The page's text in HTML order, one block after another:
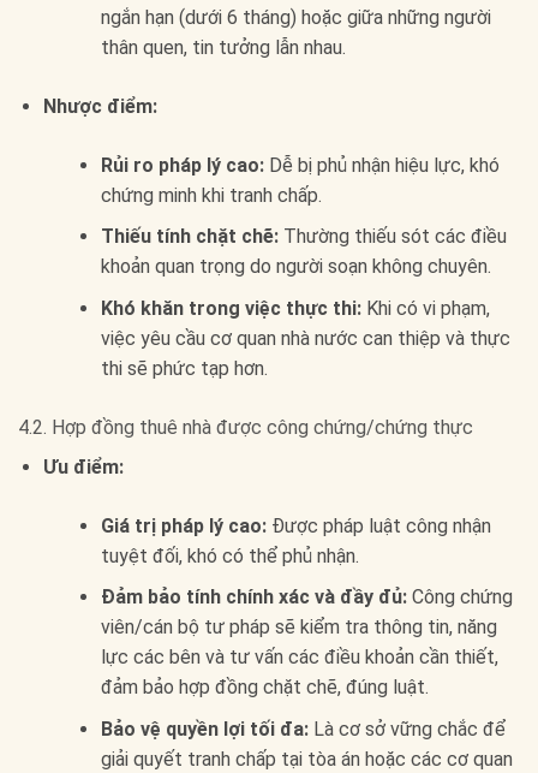
ngắn hạn (dưới 6 tháng) hoặc giữa những người
thân quen, tin tưởng lẫn nhau.
Nhược điểm:
Rủi ro pháp lý cao:Dễ bị phủ nhận hiệu lực, khó
chứng minh khi tranh chấp.
Thiếu tính chặt chẽ:Thường thiếu sót các điều
khoản quan trọng do người soạn không chuyên.
Khó khăn trong việc thực thi:Khi có vi phạm,
việc yêu cầu cơ quan nhà nước can thiệp và thực
thi sẽ phức tạp hơn.
4.2. Hợp đồng thuê nhà được công chứng/chứng thực
Ưu điểm:
Giá trị pháp lý cao:Được pháp luật công nhận
tuyệt đối, khó có thể phủ nhận.
Đảm bảo tính chính xác và đầy đủ:Công chứng
viên/cán bộ tư pháp sẽ kiểm tra thông tin, năng
lực các bên và tư vấn các điều khoản cần thiết,
đảm bảo hợp đồng chặt chẽ, đúng luật.
Bảo vệ quyền lợi tối đa:Là cơ sở vững chắc để
giải quyết tranh chấp tại tòa án hoặc các cơ quan